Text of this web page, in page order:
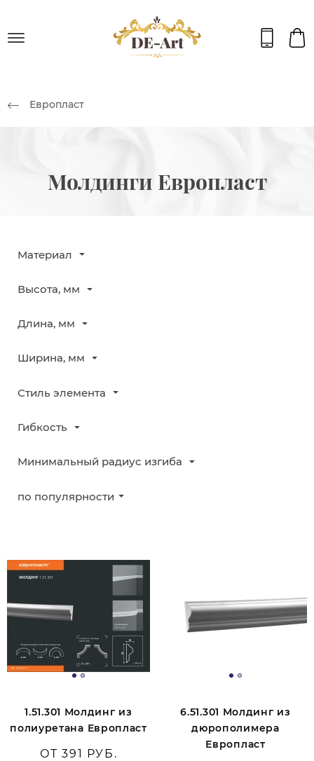
Европласт
Молдинги Европласт
Материал
Высота, мм
Длина, мм
Ширина, мм
Стиль элемента
Гибкость
Минимальный радиус изгиба
по популярности
1.51.301 Молдинг из
полиуретана Европласт
ОТ 391 РУБ.
6.51.301 Молдинг из
дюрополимера
Европласт